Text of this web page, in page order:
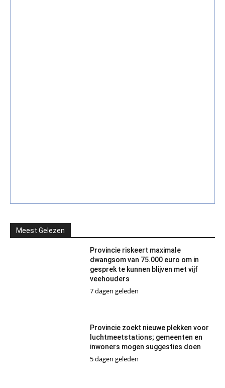
Meest Gelezen
Provincie riskeert maximale
dwangsom van 75.000 euro om in
gesprek te kunnen blijven met vijf
veehouders
7 dagen geleden
Provincie zoekt nieuwe plekken voor
luchtmeetstations; gemeenten en
inwoners mogen suggesties doen
5 dagen geleden